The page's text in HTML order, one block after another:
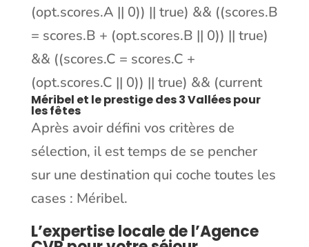
(opt.scores.A || 0)) || true) && ((scores.B
= scores.B + (opt.scores.B || 0)) || true)
&& ((scores.C = scores.C +
(opt.scores.C || 0)) || true) && (current
Méribel et le prestige des 3 Vallées pour
les fêtes
Après avoir défini vos critères de
sélection, il est temps de se pencher
sur une destination qui coche toutes les
cases : Méribel.
L’expertise locale de l’Agence